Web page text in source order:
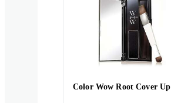
Color Wow Root Cover Up